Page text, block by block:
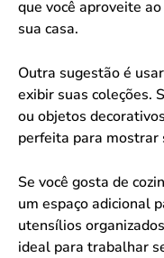
que você aproveite
sua casa.
Outra sugestão é
exibir suas coleções.
ou objetos
perfeita para mostrar
Se você gosta de
um espaço adicional
utensílios
ideal para trabalhar